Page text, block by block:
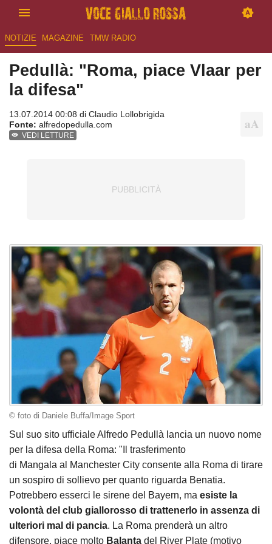
NOTIZIE MAGAZINE TMW RADIO
Pedullà: "Roma, piace Vlaar per
la difesa"
13.07.2014 00:08 di Claudio Lollobrigida
Fonte: alfredopedulla.com
VEDI LETTURE
© foto di Daniele Buffa/Image Sport
Sul suo sito ufficiale Alfredo Pedullà lancia un nuovo nome
per la difesa della Roma: " Il trasferimento
di Mangala al Manchester City consente alla Roma di tirare
un sospiro di sollievo per quanto riguarda Benatia.
Potrebbero esserci le sirene del Bayern, ma esiste la
volontà del club giallorosso di trattenerlo in assenza di
ulteriori mal di pancia. La Roma prenderà un altro
difensore, piace molto Balanta del River Plate (motivo